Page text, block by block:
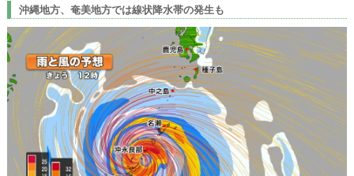
沖縄地方、奄美地方では線状降水帯の発生も